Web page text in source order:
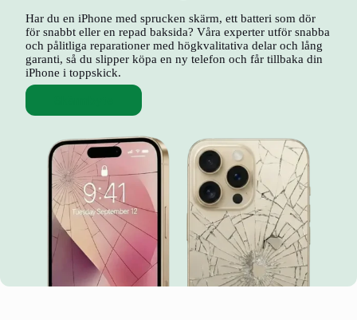
Har du en iPhone med sprucken skärm, ett batteri som dör
för snabbt eller en repad baksida? Våra experter utför snabba
och pålitliga reparationer med högkvalitativa delar och lång
garanti, så du slipper köpa en ny telefon och får tillbaka din
iPhone i toppskick.